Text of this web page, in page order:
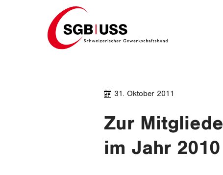
Home
31. Oktober 2011
Zur
im Jahr 2010